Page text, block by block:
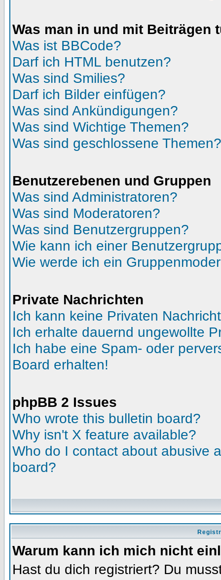
Was man in und mit Beiträgen
Was ist BBCode?
Darf ich HTML benutzen?
Was sind Smilies?
Darf ich Bilder einfügen?
Was sind Ankündigungen?
Was sind Wichtige Themen?
Was sind geschlossene Themen?
Benutzerebenen und Gruppen
Was sind Administratoren?
Was sind Moderatoren?
Was sind Benutzergruppen?
Wie kann ich einer
Wie werde ich ein
Private Nachrichten
Ich kann keine Privaten
Ich erhalte dauernd ungewollte
Ich habe eine Spam- oder
Board erhalten!
phpBB 2 Issues
Who wrote this bulletin board?
Why isn't X feature available?
Who do I contact about abusive
board?
Warum kann ich mich nicht
Hast du dich registriert? Du